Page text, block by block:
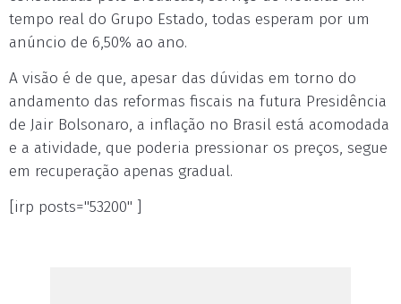
tempo real do Grupo Estado, todas esperam por um
anúncio de 6,50% ao ano.
A visão é de que, apesar das dúvidas em torno do
andamento das reformas fiscais na futura Presidência
de Jair Bolsonaro, a inflação no Brasil está acomodada
e a atividade, que poderia pressionar os preços, segue
em recuperação apenas gradual.
[irp posts="53200" ]